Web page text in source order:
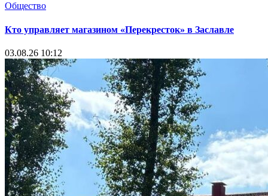
Общество
Кто управляет магазином «Перекресток» в Заславле
03.08.26 10:12